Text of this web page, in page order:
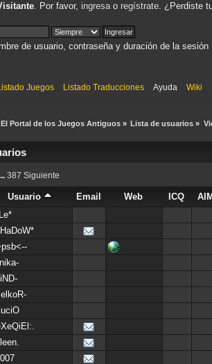
. Por favor, ingresao regístrate. ¿Perdiste
de usuario, contraseña y duración de la sesión
Listado Juegos Listado Traducciones Ayuda Wiki
Portal de los Juegos Antiguos» Lista de usuarios »
387 Siguiente
Usuario Email Web ICQ